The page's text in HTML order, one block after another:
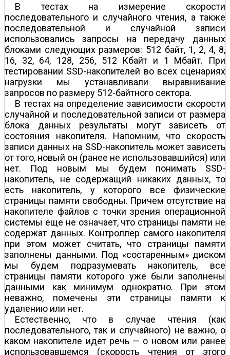
В тестах на измерение скорости
последовательного и случайного чтения, а также
последовательной и случайной записи
использовались запросы на передачу данных
блоками следующих размеров: 512 байт, 1, 2, 4, 8,
16, 32, 64, 128, 256, 512 Кбайт и 1 Мбайт. При
тестировании SSD-накопителей во всех сценариях
нагрузки мы устанавливали выравнивание
запросов по размеру 512-байтного сектора.
В тестах на определение зависимости скорости
случайной и последовательной записи от размера
блока данных результаты могут зависеть от
состояния накопителя. Напомним, что скорость
записи данных на SSD-накопитель может зависеть
от того, новый он (ранее не использовавшийся) или
нет. Под новым мы будем понимать SSD-
накопитель, не содержащий никаких данных, то
есть накопитель, у которого все физические
страницы памяти свободны. Причем отсутствие на
накопителе файлов с точки зрения операционной
системы еще не означает, что страницы памяти не
содержат данных. Контроллер самого накопителя
при этом может считать, что страницы памяти
заполнены данными. Под «состаренным» диском
мы будем подразумевать накопитель, все
страницы памяти которого уже были заполнены
данными как минимум однократно. При этом
неважно, помечены эти страницы памяти к
удалению или нет.
Естественно, что в случае чтения (как
последовательного, так и случайного) не важно, о
каком накопителе идет речь — о новом или ранее
использовавшемся (скорость чтения от этого